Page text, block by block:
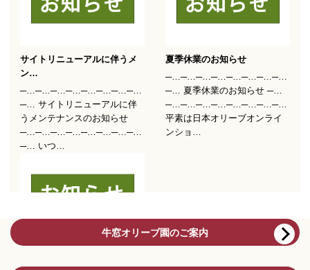
牛窓オリーブ園のご案内